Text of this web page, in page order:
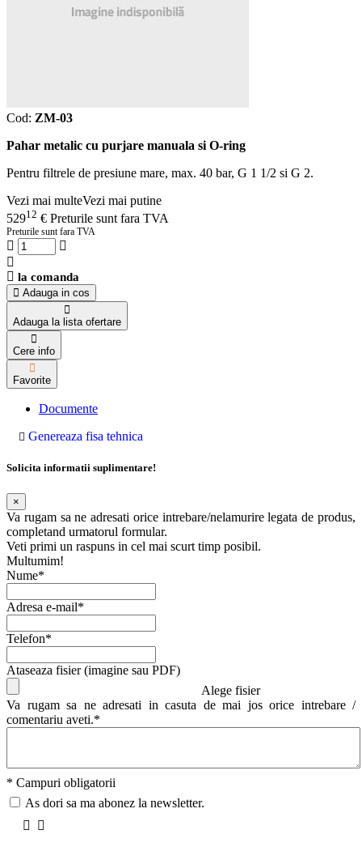
Cod: ZM-03
Pahar metalic cu purjare manuala si O-ring
Pentru filtrele de presiune mare, max. 40 bar, G 1 1/2 si G 2.
Vezi mai multeVezi mai putine
52912 € Preturile sunt fara TVA
Preturile sunt fara TVA
la comanda
Adauga in cos
Adauga la lista ofertare
Cere info
Favorite
Documente
Genereaza fisa tehnica
Solicita informatii suplimentare!
×
Va rugam sa ne adresati orice intrebare/nelamurire legata de produs,
completand urmatorul formular.
Veti primi un raspuns in cel mai scurt timp posibil.
Multumim!
Nume*
Adresa e-mail*
Telefon*
Ataseaza fisier (imagine sau PDF)
Alege fisier
Va rugam sa ne adresati in casuta de mai jos orice intrebare /
comentariu aveti.*
* Campuri obligatorii
As dori sa ma abonez la newsletter.